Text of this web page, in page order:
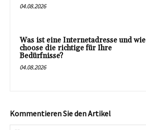
04.08.2026
Was ist eine Internetadresse und wie
choose die richtige für Ihre
Bedürfnisse?
04.08.2026
Kommentieren Sie den Artikel